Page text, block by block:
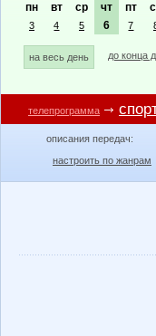
пн вт ср чт пт
3 4 5 6 7
на весь день до конца
телепрограмма
описания передач:
настроить по жанрам